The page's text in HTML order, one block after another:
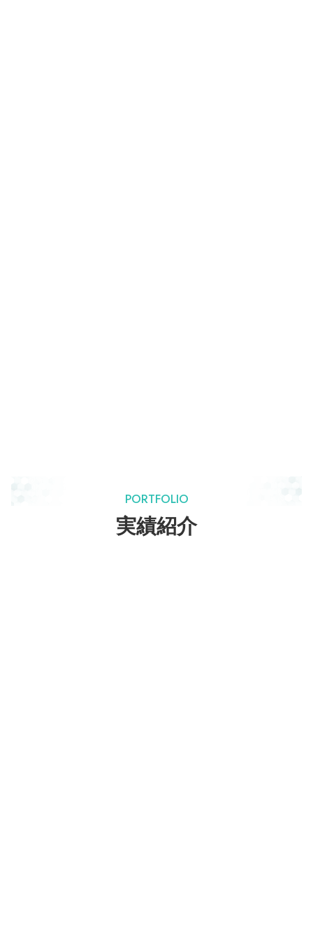
PORTFOLIO
実績紹介